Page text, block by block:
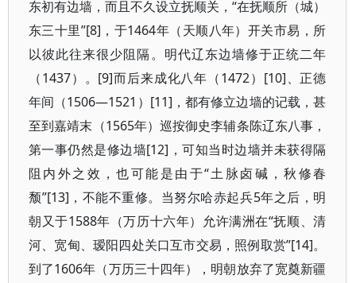
东初有边墙，而且不久设立抚顺关，“在抚顺所（城）
东三十里”[8]，于1464年（天顺八年）开关市易，所
以彼此往来很少阻隔。明代辽东边墙修于正统二年
（1437）。[9]而后来成化八年（1472）[10]、正德
年间（1506—1521）[11]，都有修立边墙的记载，甚
至到嘉靖末（1565年）巡按御史李辅条陈辽东八事，
第一事仍然是修边墙[12]，可知当时边墙并未获得隔
阻内外之效，也可能是由于“土脉卤碱，秋修春
颓”[13]，不能不重修。当努尔哈赤起兵5年之后，明
朝又于1588年（万历十六年）允许满洲在“抚顺、清
河、宽甸、瑷阳四处关口互市交易，照例取赏”[14]。
到了1606年（万历三十四年），明朝放弃了宽奠新疆